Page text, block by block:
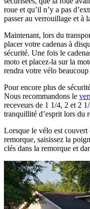
roue et qu’il n’y a pas
passer au verrouillage et à
Maintenant, lors du
placer votre cadenas à
sécurité. Une fois le
moto et placez-la sur la
rendra votre vélo
Pour encore plus de
Nous recommandons le
receveurs de 1 1/4, 2 et 2
tranquillité d’esprit lors du
Lorsque le vélo est couvert
remorque, saisissez la
clés dans la remorque et